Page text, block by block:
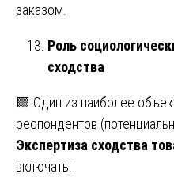
заказом.
Роль
сходства
🟩 Один из наиболее
респондентов
Экспертиза сходства
включать: